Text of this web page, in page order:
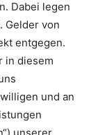
Dabei legen
Gelder von
entgegen.
in diesem
und an